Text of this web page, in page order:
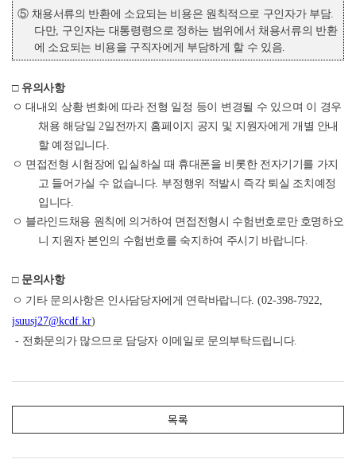
⑤ 채용서류의 반환에 소요되는 비용은 원칙적으로 구인자가 부담.
다만, 구인자는 대통령령으로 정하는 범위에서 채용서류의 반환
에 소요되는 비용을 구직자에게 부담하게 할 수 있음
□ 유의사항
ㅇ 대내외 상황 변화에 따라 전형 일정 등이 변경될 수 있으며 이 경우
채용 해당일2일전까지 홈페이지 공지 및 지원자에게 개별 안내
할 예정입니다.
ㅇ 면접전형 시험장에 입실하실 때 휴대폰을 비롯한 전자기기를 가지
고 들어가실 수 없습니다. 부정행위 적발시 즉각 퇴실 조치예정
입니다.
ㅇ 블라인드채용 원칙에 의거하여 면접전형시 수험번호로만 호명하오
니 지원자 본인의 수험번호를 숙지하여 주시기 바랍니다.
□ 문의사항
ㅇ 기타 문의사항은 인사담당자에게 연락바랍니다. (02-398-7922,
jsuusj27@kcdf.kr)
- 전화문의가 많으므로 담당자 이메일로 문의부탁드립니다.
목록